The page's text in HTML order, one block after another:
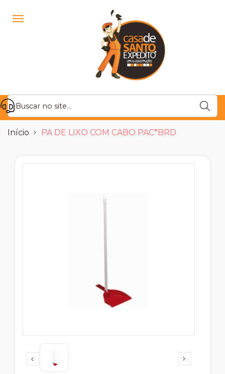
Início PA DE LIXO COM CABO PAC*BRD